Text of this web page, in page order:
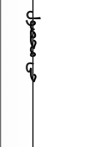
آموزش طراحی محصول